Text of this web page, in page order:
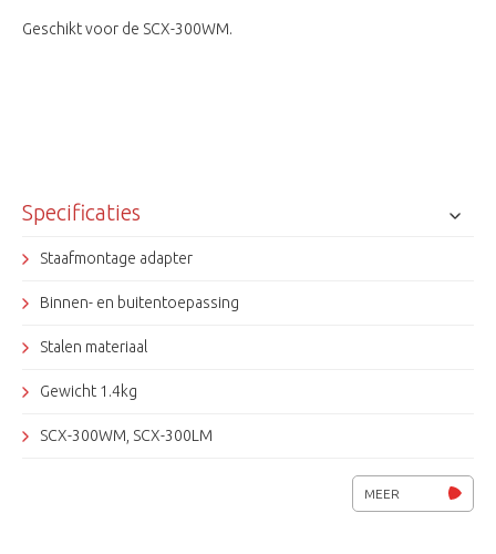
Geschikt voor de SCX-300WM.
Specificaties
Staafmontage adapter
Binnen- en buitentoepassing
Stalen materiaal
Gewicht 1.4kg
SCX-300WM, SCX-300LM
MEER